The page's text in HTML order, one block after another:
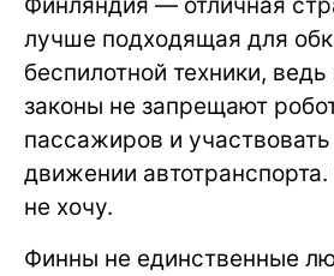
лучше подходящая для
беспилотной техники,
законы не запрещают
пассажиров и
движении
не хочу.
Финны не единственные